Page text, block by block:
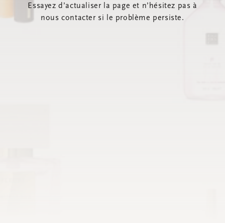
Essayez d’actualiser la page et n’hésitez pas à
nous contacter si le problème persiste.